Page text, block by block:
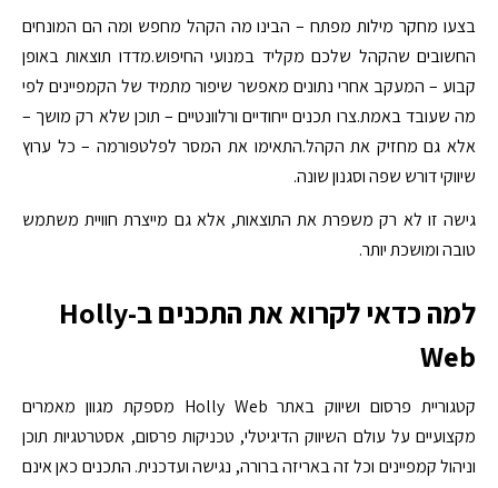
בצעו מחקר מילות מפתח – הבינו מה הקהל מחפש ומה הם המונחים
החשובים שהקהל שלכם מקליד במנועי החיפוש.מדדו תוצאות באופן
קבוע – המעקב אחרי נתונים מאפשר שיפור מתמיד של הקמפיינים לפי
מה שעובד באמת.צרו תכנים ייחודיים ורלוונטיים – תוכן שלא רק מושך –
אלא גם מחזיק את הקהל.התאימו את המסר לפלטפורמה – כל ערוץ
שיווקי דורש שפה וסגנון שונה.
גישה זו לא רק משפרת את התוצאות, אלא גם מייצרת חוויית משתמש
טובה ומושכת יותר.
למה כדאי לקרוא את התכנים ב-Holly
Web
קטגוריית פרסום ושיווק באתר Holly Web מספקת מגוון מאמרים
מקצועיים על עולם השיווק הדיגיטלי, טכניקות פרסום, אסטרטגיות תוכן
וניהול קמפיינים וכל זה באריזה ברורה, נגישה ועדכנית. התכנים כאן אינם